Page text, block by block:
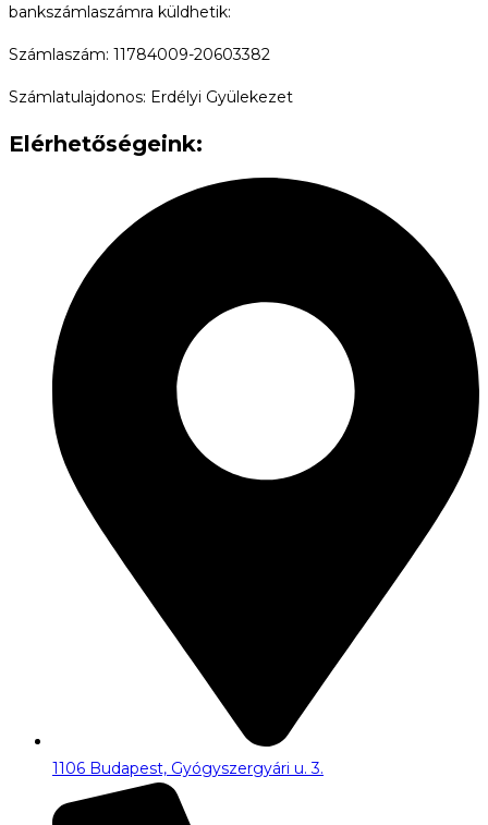
bankszámlaszámra küldhetik:
Számlaszám: 11784009-20603382
Számlatulajdonos: Erdélyi Gyülekezet
Elérhetőségeink:
1106 Budapest, Gyógyszergyári u. 3.